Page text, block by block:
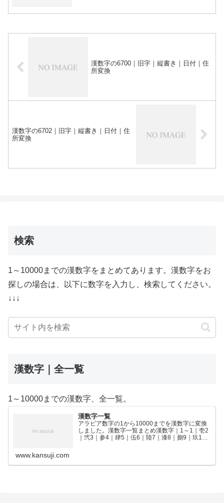
漢数字の6700｜旧字｜縦書き｜日付｜住
所変換
漢数字の6702｜旧字｜縦書き｜日付｜住
所変換
検索
1～10000までの漢数字をまとめてあります。漢数字をお
探しの場合は、以下に数字を入力し、検索してください。
↓↓↓
漢数字｜全一覧
1～10000までの漢数字、全一覧。
漢数字一覧
アラビア数字の1から10000までを漢数字に変換
しました。漢数字一覧まとめ漢数字｜1～1｜壱2
｜弐3｜参4｜肆5｜伍6｜陸7｜漆8｜捌9｜玖10
www.kansuji.com